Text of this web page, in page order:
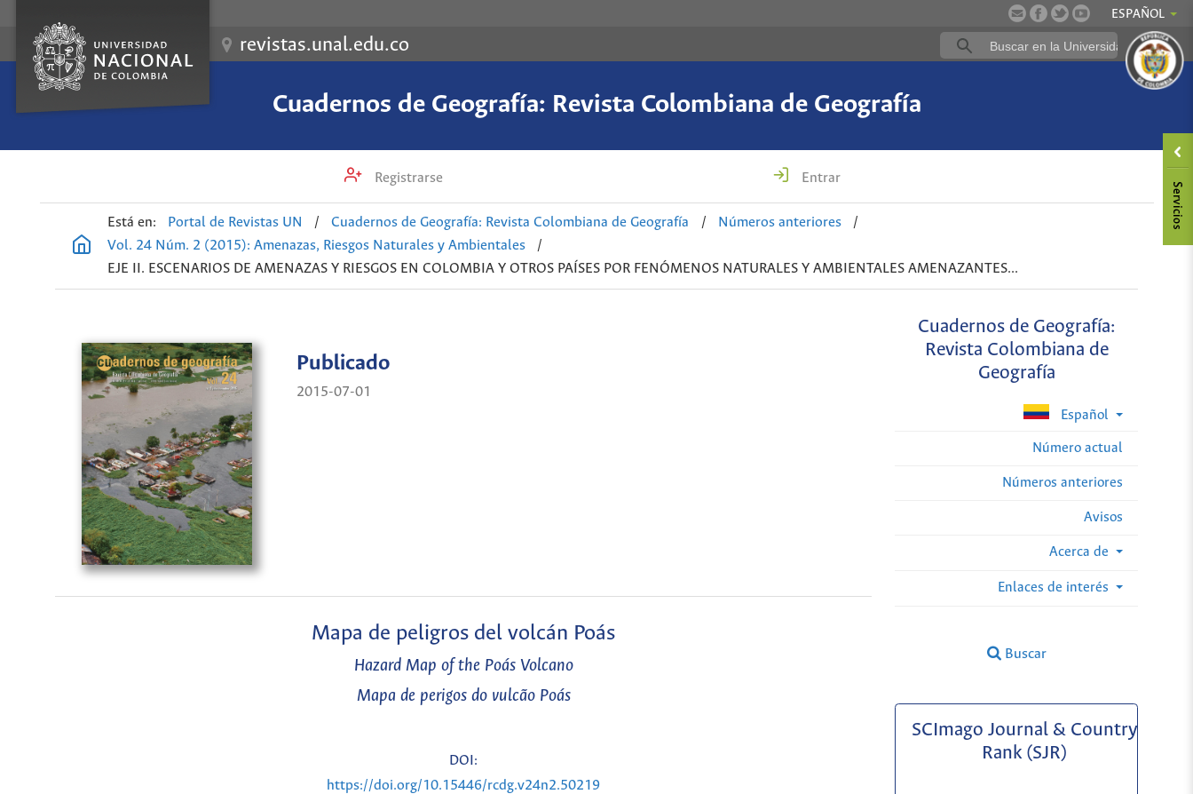
ESPAÑOL
revistas.unal.edu.co
Cuadernos de Geografía: Revista Colombiana de Geografía
Registrarse Entrar
Está en: Portal de Revistas UN / Cuadernos de Geografía: Revista Colombiana de Geografía / Números anteriores
/
Vol. 24 Núm. 2 (2015): Amenazas, Riesgos Naturales y Ambientales
/
EJE II. ESCENARIOS DE AMENAZAS Y RIESGOS EN COLOMBIA Y OTROS PAÍSES POR FENÓMENOS NATURALES Y AMBIENTALES AMENAZANTES...
Cuadernos de Geografía:
Revista Colombiana de
Geografía
Español
Número actual
Números anteriores
Avisos
Acerca de
Enlaces de interés
Buscar
Publicado
2015-07-01
Mapa de peligros del volcán Poás
Hazard Map of the Poás Volcano
Mapa de perigos do vulcão Poás
DOI:
https://doi.org/10.15446/rcdg.v24n2.50219
SCImago Journal & Country
Rank (SJR)